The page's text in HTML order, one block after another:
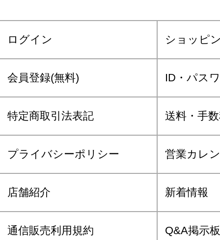
ログイン ショッピ
会員登録(無料) ID・パス
特定商取引法表記 送料・手
プライバシーポリシー 営業カレ
店舗紹介 新着情報
通信販売利用規約 Q&A掲示板